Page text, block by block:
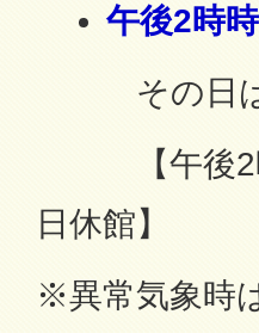
午後2時
その日は
【午後2時
日休館】
※異常気象時